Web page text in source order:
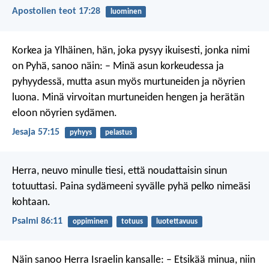
Apostolien teot 17:28 luominen
Korkea ja Ylhäinen, hän, joka pysyy ikuisesti, jonka nimi
on Pyhä, sanoo näin: – Minä asun korkeudessa ja
pyhyydessä, mutta asun myös murtuneiden ja nöyrien
luona. Minä virvoitan murtuneiden hengen ja herätän
eloon nöyrien sydämen.
Jesaja 57:15 pyhyys pelastus
Herra, neuvo minulle tiesi, että noudattaisin sinun
totuuttasi. Paina sydämeeni syvälle pyhä pelko nimeäsi
kohtaan.
Psalmi 86:11 oppiminen totuus luotettavuus
Näin sanoo Herra Israelin kansalle: – Etsikää minua, niin